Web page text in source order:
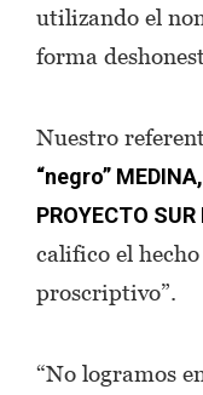
utilizando el
forma
Nuestro
“negro” MEDINA,
PROYECTO
califico el
proscriptivo”.
“No logramos